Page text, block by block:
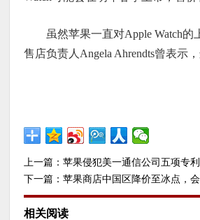
虽然苹果一直对Apple Watch
售店负责人Angela Ahrendts曾表示
上一篇： 苹果侵犯美一通信公司五项专
下一篇： 苹果商店中国区降价至冰点，
相关阅读